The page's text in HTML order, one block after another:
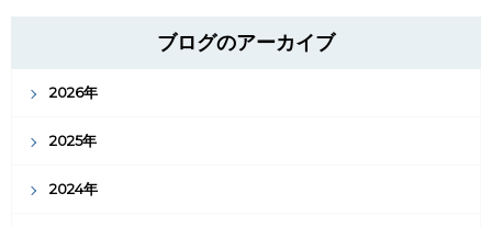
ブログのアーカイブ
2026年
2025年
2024年